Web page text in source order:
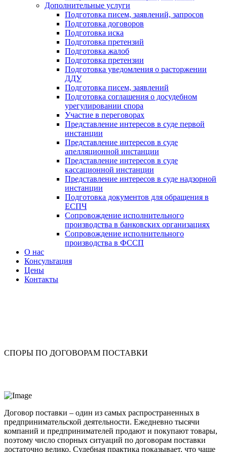
Дополнительные услуги
Подготовка писем, заявлений, запросов
Подготовка договоров
Подготовка иска
Подготовка претензий
Подготовка жалоб
Подготовка претензии
Подготовка уведомления о расторжении
ДДУ
Подготовка писем, заявлений
Подготовка соглашения о досудебном
урегулировании спора
Участие в переговорах
Представление интересов в суде первой
инстанции
Представление интересов в суде
апелляционной инстанции
Представление интересов в суде
кассационной инстанции
Представление интересов в суде надзорной
инстанции
Подготовка документов для обращения в
ЕСПЧ
Сопровождение исполнительного
производства в банковских организациях
Сопровождение исполнительного
производства в ФССП
О нас
Консультация
Цены
Контакты
СПОРЫ ПО ДОГОВОРАМ ПОСТАВКИ
Договор поставки – один из самых распространенных в
предпринимательской деятельности. Ежедневно тысячи
компаний и предпринимателей продают и покупают товары,
поэтому число спорных ситуаций по договорам поставки
достаточно велико. Судебная практика показывает, что чаще